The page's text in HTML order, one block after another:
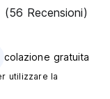
(56 Recensioni)
colazione gratuita‎
utilizzare la